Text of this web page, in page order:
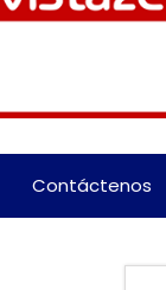
Contáctenos